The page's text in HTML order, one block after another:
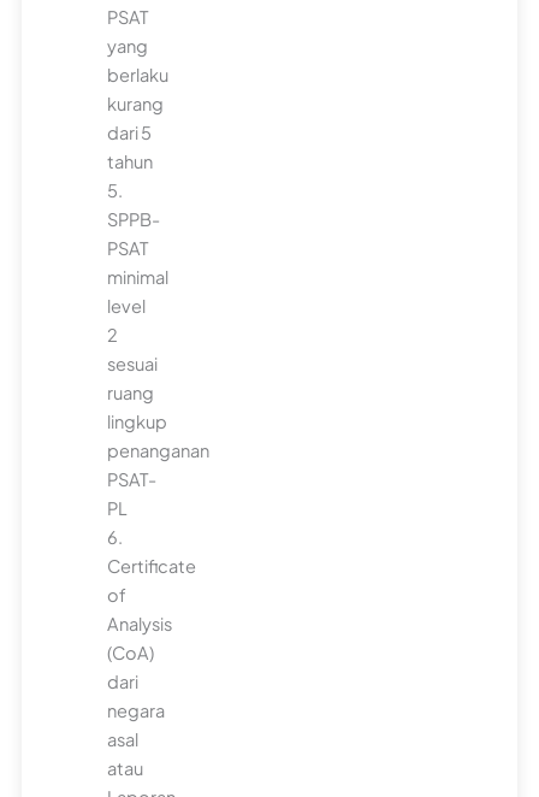
PSAT
yang
berlaku
kurang
dari 5
tahun
5.
SPPB-
PSAT
minimal
level
2
sesuai
ruang
lingkup
penanganan
PSAT-
PL
6.
Certificate
of
Analysis
(CoA)
dari
negara
asal
atau